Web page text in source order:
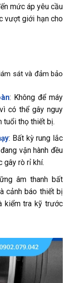
mức áp yêu cầu
vượt giới hạn cho
sát và đảm bảo
: Không để máy
có thể gây nguy
tuổi thọ thiết bị.
: Bất kỳ rung lắc
vận hành đều
gây rò rỉ khí.
âm thanh bất
cảnh báo thiết bị
kiểm tra kỹ trước